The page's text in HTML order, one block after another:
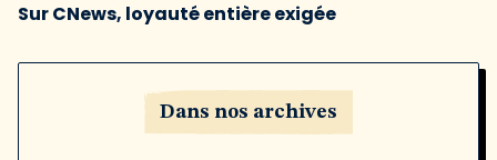
Sur CNews, loyauté entière exigée
Dans nos archives